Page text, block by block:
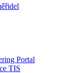
Portal
TIS